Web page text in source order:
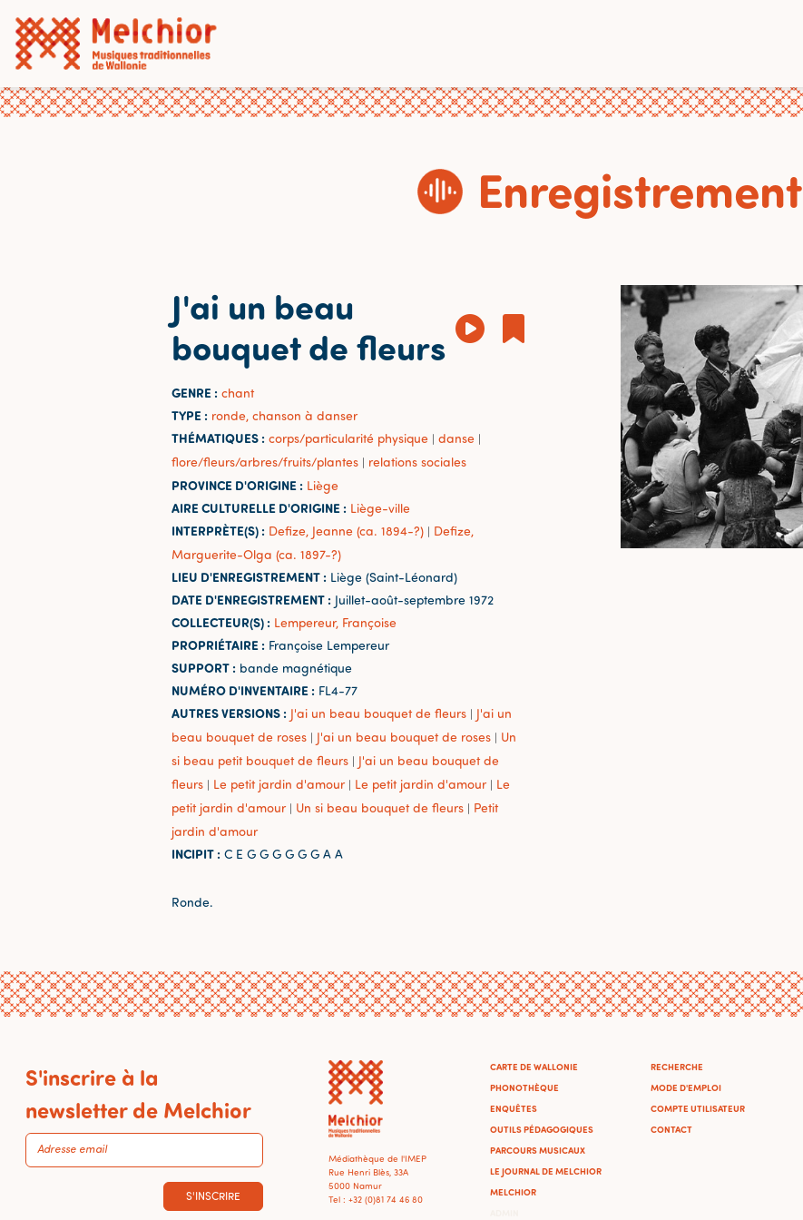
Enregistrement
J'ai un beau
bouquet de fleurs
GENRE : chant
TYPE : ronde, chanson à danser
THÉMATIQUES : corps/particularité physique | danse |
flore/fleurs/arbres/fruits/plantes | relations sociales
PROVINCE D'ORIGINE : Liège
AIRE CULTURELLE D'ORIGINE : Liège-ville
INTERPRÈTE(S) : Defize, Jeanne (ca. 1894-?) | Defize,
Marguerite-Olga (ca. 1897-?)
LIEU D'ENREGISTREMENT : Liège (Saint-Léonard)
DATE D'ENREGISTREMENT : Juillet-août-septembre 1972
COLLECTEUR(S) : Lempereur, Françoise
PROPRIÉTAIRE : Françoise Lempereur
SUPPORT : bande magnétique
NUMÉRO D'INVENTAIRE : FL4-77
AUTRES VERSIONS : J'ai un beau bouquet de fleurs | J'ai un
beau bouquet de roses | J'ai un beau bouquet de roses | Un
si beau petit bouquet de fleurs | J'ai un beau bouquet de
fleurs | Le petit jardin d'amour | Le petit jardin d'amour | Le
petit jardin d'amour | Un si beau bouquet de fleurs | Petit
jardin d'amour
INCIPIT : C E G G G G G G A A
Ronde.
S'inscrire à la
newsletter de Melchior
S'INSCRIRE
Médiathèque de l'IMEP
Rue Henri Blès, 33A
5000 Namur
Tel : +32 (0)81 74 46 80
CARTE DE WALLONIE
PHONOTHÈQUE
ENQUÊTES
OUTILS PÉDAGOGIQUES
PARCOURS MUSICAUX
LE JOURNAL DE MELCHIOR
MELCHIOR
RECHERCHE
MODE D'EMPLOI
COMPTE UTILISATEUR
CONTACT